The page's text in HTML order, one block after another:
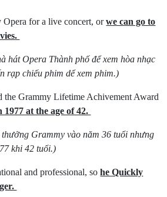
Opera for a live concert, orwe can go to
hát Opera Thành phố để xem hòa nhạc
rạp chiếu phim dể xem phim.)
the Grammy Lifetime Achivement Award
1977 at the age of 42.
Grammy vào năm 36 tuổi nhưng
khi 42 tuổi.)
and professional, sohe Quickly